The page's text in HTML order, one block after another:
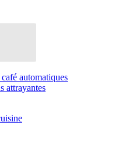
automatiques
attrayantes